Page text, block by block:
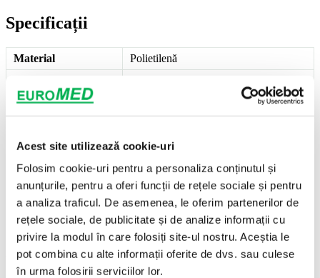
Acest site utilizează cookie-uri
Folosim cookie-uri pentru a personaliza conținutul și
anunțurile, pentru a oferi funcții de rețele sociale și pentru
a analiza traficul. De asemenea, le oferim partenerilor de
rețele sociale, de publicitate și de analize informații cu
privire la modul în care folosiți site-ul nostru. Aceștia le
pot combina cu alte informații oferite de dvs. sau culese
în urma folosirii serviciilor lor.
Specificații
Material
Polietilenă
Steril
Mod ambalare
10 buc/set
Cantitate minimă
comandă
10 buc
Brand
Euromed
Importator
SC Alpha Ned 2000 Exim SRL
Pentru ce se folosește